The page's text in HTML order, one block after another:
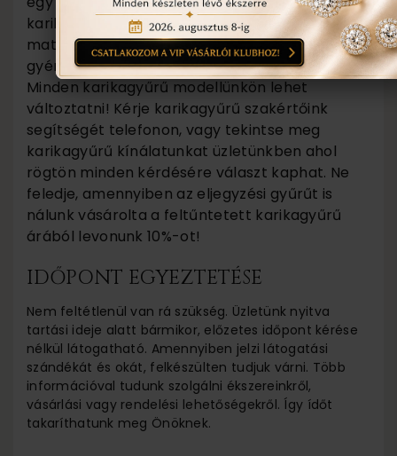
karikagyűrű fényes felülete helyett legyen
matt, vagy a női karikagyűrű legyen több
gyémánt kővel díszítve, kérjük érdeklődjenek.
Minden karikagyűrű modellünkön lehet
változtatni! Kérje karikagyűrű szakértőink
segítségét telefonon, vagy tekintse meg
karikagyűrű kínálatunkat üzletünkben ahol
rögtön minden kérdésére választ kaphat. Ne
feledje, amennyiben az eljegyzési gyűrűt is
nálunk vásárolta a feltűntetett karikagyűrű
árából levonunk 10%-ot!
IDŐPONT EGYEZTETÉSE
Nem feltétlenül van rá szükség. Üzletünk nyitva
tartási ideje alatt bármikor, előzetes időpont kérése
nélkül látogatható. Amennyiben jelzi látogatási
szándékát és okát, felkészülten tudjuk várni. Több
információval tudunk szolgálni ékszereinkről,
vásárlási vagy rendelési lehetőségekről. Így ídőt
takaríthatunk meg Önöknek.